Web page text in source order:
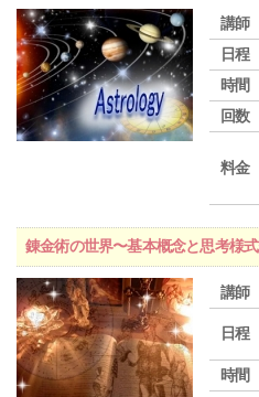
講師
日程
時間
回数
料金
錬金術の世界〜基本概念と思考様
講師
日程
時間